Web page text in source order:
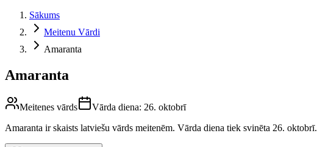
Sākums
Meitenu Vārdi
Amaranta
Amaranta
Meitenes vārds Vārda diena: 26. oktobrī
Amaranta ir skaists latviešu vārds meitenēm. Vārda diena tiek svinēta 26. oktobrī.